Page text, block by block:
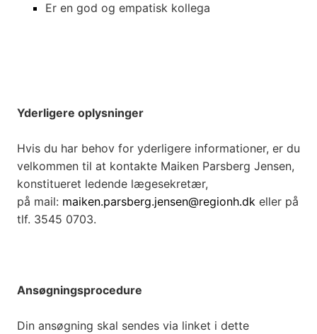
Er en god og empatisk kollega
Yderligere oplysninger
Hvis du har behov for yderligere informationer, er du
velkommen til at kontakte Maiken Parsberg Jensen,
konstitueret ledende lægesekretær,
på mail: maiken.parsberg.jensen@regionh.dk eller på
tlf. 3545 0703.
Ansøgningsprocedure
Din ansøgning skal sendes via linket i dette